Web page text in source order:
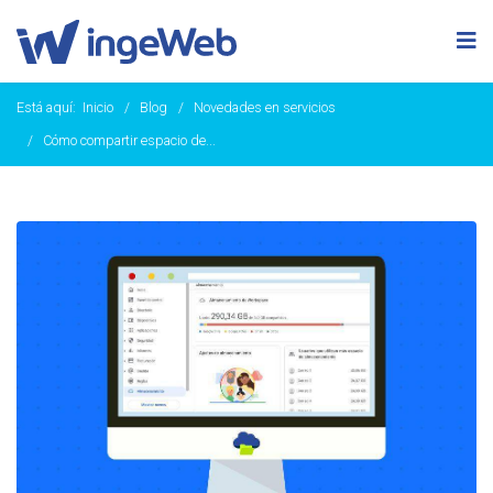
Está aquí: Inicio Blog
Novedades en servicios
Cómo compartir espacio de...